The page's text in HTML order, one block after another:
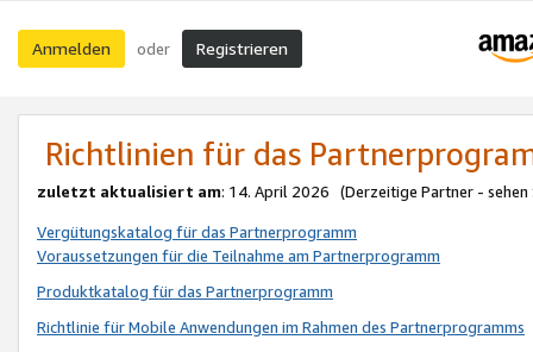
Anmelden oder Registrieren
Richtlinien für das
zuletzt aktualisiert am: 14. April 2026 (Derzeitige Partner - sehen
Vergütungskatalog für das Partnerprogramm
Voraussetzungen für die Teilnahme am Partnerprogramm
Produktkatalog für das Partnerprogramm
Richtlinie für Mobile Anwendungen im Rahmen des Partnerprogramms